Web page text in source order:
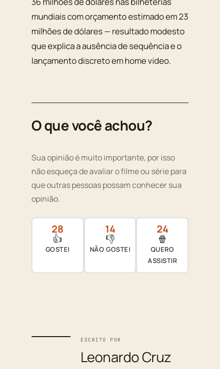
mundiais com orçamento estimado em 23
milhões de dólares — resultado modesto
que explica a ausência de sequência e o
lançamento discreto em home video.
O que você achou?
Sua opinião é muito importante, por isso
não esqueça de avaliar o filme ou série para
que outras pessoas possam conhecer sua
opinião.
28
👍
GOSTEI
14
👎
NÃO GOSTEI
24
🍿
QUERO
ASSISTIR
ESCRITO POR
Leonardo Cruz